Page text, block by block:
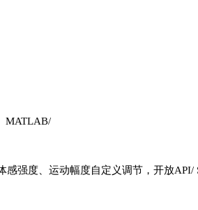
MATLAB/
感强度、运动幅度自定义调节，开放API/